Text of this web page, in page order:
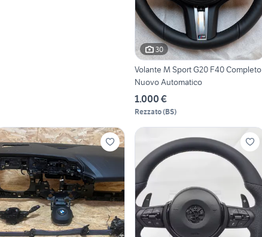
30
Volante M Sport G20 F40 Completo
Nuovo Automatico
1.000 €
Rezzato(BS)